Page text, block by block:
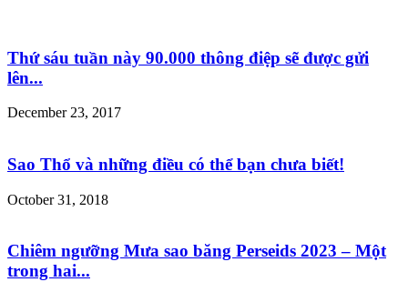
Thứ sáu tuần này 90.000 thông điệp sẽ được gửi
lên...
December 23, 2017
Sao Thổ và những điều có thể bạn chưa biết!
October 31, 2018
Chiêm ngưỡng Mưa sao băng Perseids 2023 – Một
trong hai...